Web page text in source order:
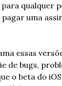
qualquer
uma
essas
de bugs,
o beta do iOS